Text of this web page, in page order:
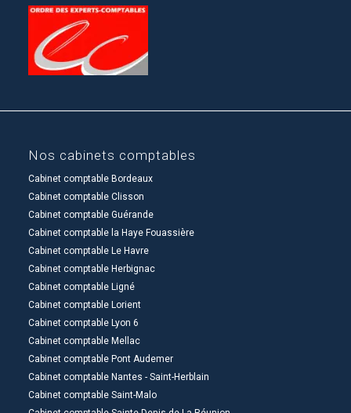
Nos cabinets comptables
Cabinet comptable Bordeaux
Cabinet comptable Clisson
Cabinet comptable Guérande
Cabinet comptable la Haye Fouassière
Cabinet comptable Le Havre
Cabinet comptable Herbignac
Cabinet comptable Ligné
Cabinet comptable Lorient
Cabinet comptable Lyon 6
Cabinet comptable Mellac
Cabinet comptable Pont Audemer
Cabinet comptable Nantes - Saint-Herblain
Cabinet comptable Saint-Malo